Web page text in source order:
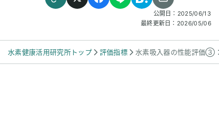
公開日： 2025/06/13
最終更新日： 2026/05/06
水素健康活用研究所トップ 評価指標 水素吸入器の性能評価③